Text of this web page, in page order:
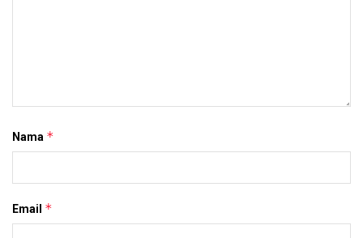
Nama *
Email *